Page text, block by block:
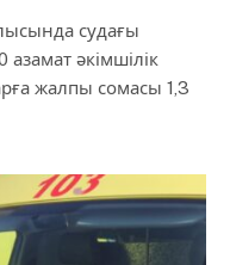
судағы
азамат әкімшілік
жалпы сомасы 1,3